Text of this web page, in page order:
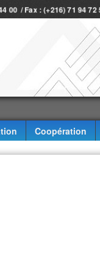
00 / Fax : (+216) 71 94 72
Coopération